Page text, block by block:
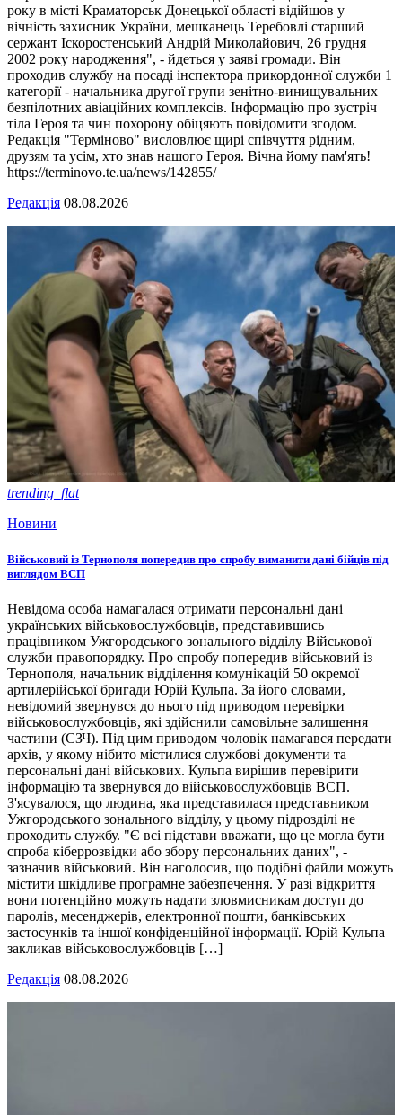
року в місті Краматорськ Донецької області відійшов у
вічність захисник України, мешканець Теребовлі старший
сержант Іскоростенський Андрій Миколайович, 26 грудня
2002 року народження", - йдеться у заяві громади. Він
проходив службу на посаді інспектора прикордонної служби 1
категорії - начальника другої групи зенітно-винищувальних
безпілотних авіаційних комплексів. Інформацію про зустріч
тіла Героя та чин похорону обіцяють повідомити згодом.
Редакція "Терміново" висловлює щирі співчуття рідним,
друзям та усім, хто знав нашого Героя. Вічна йому пам'ять!
https://terminovo.te.ua/news/142855/
Редакція 08.08.2026
trending_flat
Новини
Військовий із Тернополя попередив про спробу виманити дані бійців під
виглядом ВСП
Невідома особа намагалася отримати персональні дані
українських військовослужбовців, представившись
працівником Ужгородського зонального відділу Військової
служби правопорядку. Про спробу попередив військовий із
Тернополя, начальник відділення комунікацій 50 окремої
артилерійської бригади Юрій Кульпа. За його словами,
невідомий звернувся до нього під приводом перевірки
військовослужбовців, які здійснили самовільне залишення
частини (СЗЧ). Під цим приводом чоловік намагався передати
архів, у якому нібито містилися службові документи та
персональні дані військових. Кульпа вирішив перевірити
інформацію та звернувся до військовослужбовців ВСП.
З'ясувалося, що людина, яка представилася представником
Ужгородського зонального відділу, у цьому підрозділі не
проходить службу. "Є всі підстави вважати, що це могла бути
спроба кіберрозвідки або збору персональних даних", -
зазначив військовий. Він наголосив, що подібні файли можуть
містити шкідливе програмне забезпечення. У разі відкриття
вони потенційно можуть надати зловмисникам доступ до
паролів, месенджерів, електронної пошти, банківських
застосунків та іншої конфіденційної інформації. Юрій Кульпа
закликав військовослужбовців […]
Редакція 08.08.2026